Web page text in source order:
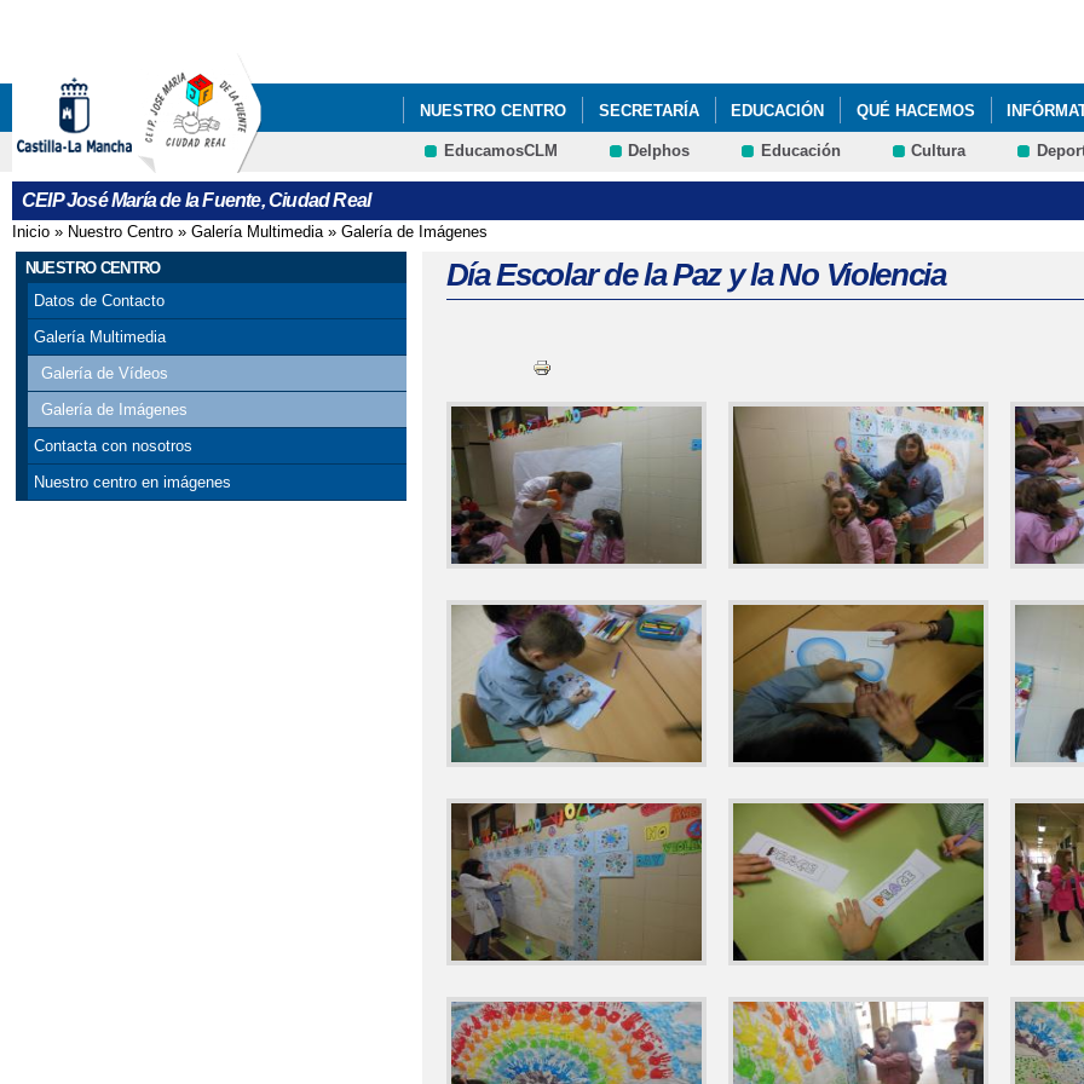
NUESTRO CENTRO SECRETARÍA EDUCACIÓN QUÉ HACEMOS
EducamosCLM Delphos Educación Cultura
CEIP José María de la Fuente, Ciudad Real
Se encuentra usted aquí
Inicio » Nuestro Centro » Galería Multimedia» Galería de Imágenes
NUESTRO CENTRO
Datos de Contacto
Galería Multimedia
Galería de Vídeos
Galería de Imágenes
Contacta con nosotros
Nuestro centro en imágenes
Día Escolar de la Paz y la No Violencia